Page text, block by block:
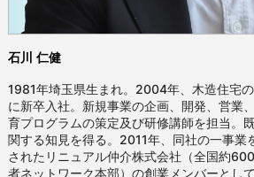
石川 仁健
1981年埼玉県生まれ。2004年、木造住宅
に新卒入社。新規事業の企画、開発、営業
育プログラムの策定及び研修講師を担当。
関する知見を得る。2011年、同社の一事業
されたリニュアル仲介株式会社（全国約
者ネットワーク本部）の創業メンバーとし